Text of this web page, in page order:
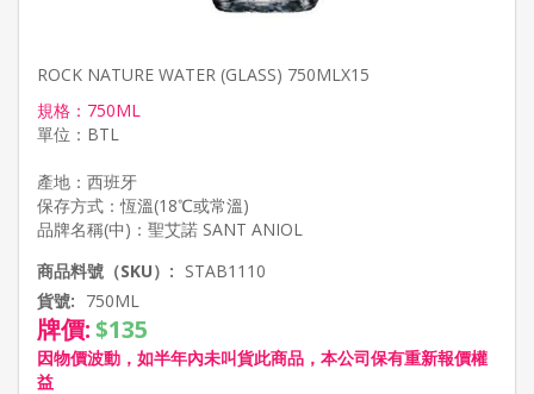
ROCK NATURE WATER (GLASS) 750MLX15
規格：750ML
單位：BTL
產地：西班牙
保存方式：恆溫(18℃或常溫)
商品料號（SKU）: STAB1110
貨號: 750ML
牌價:$135
因物價波動，如半年內未叫貨此商品，本公司保有重新報價權
益